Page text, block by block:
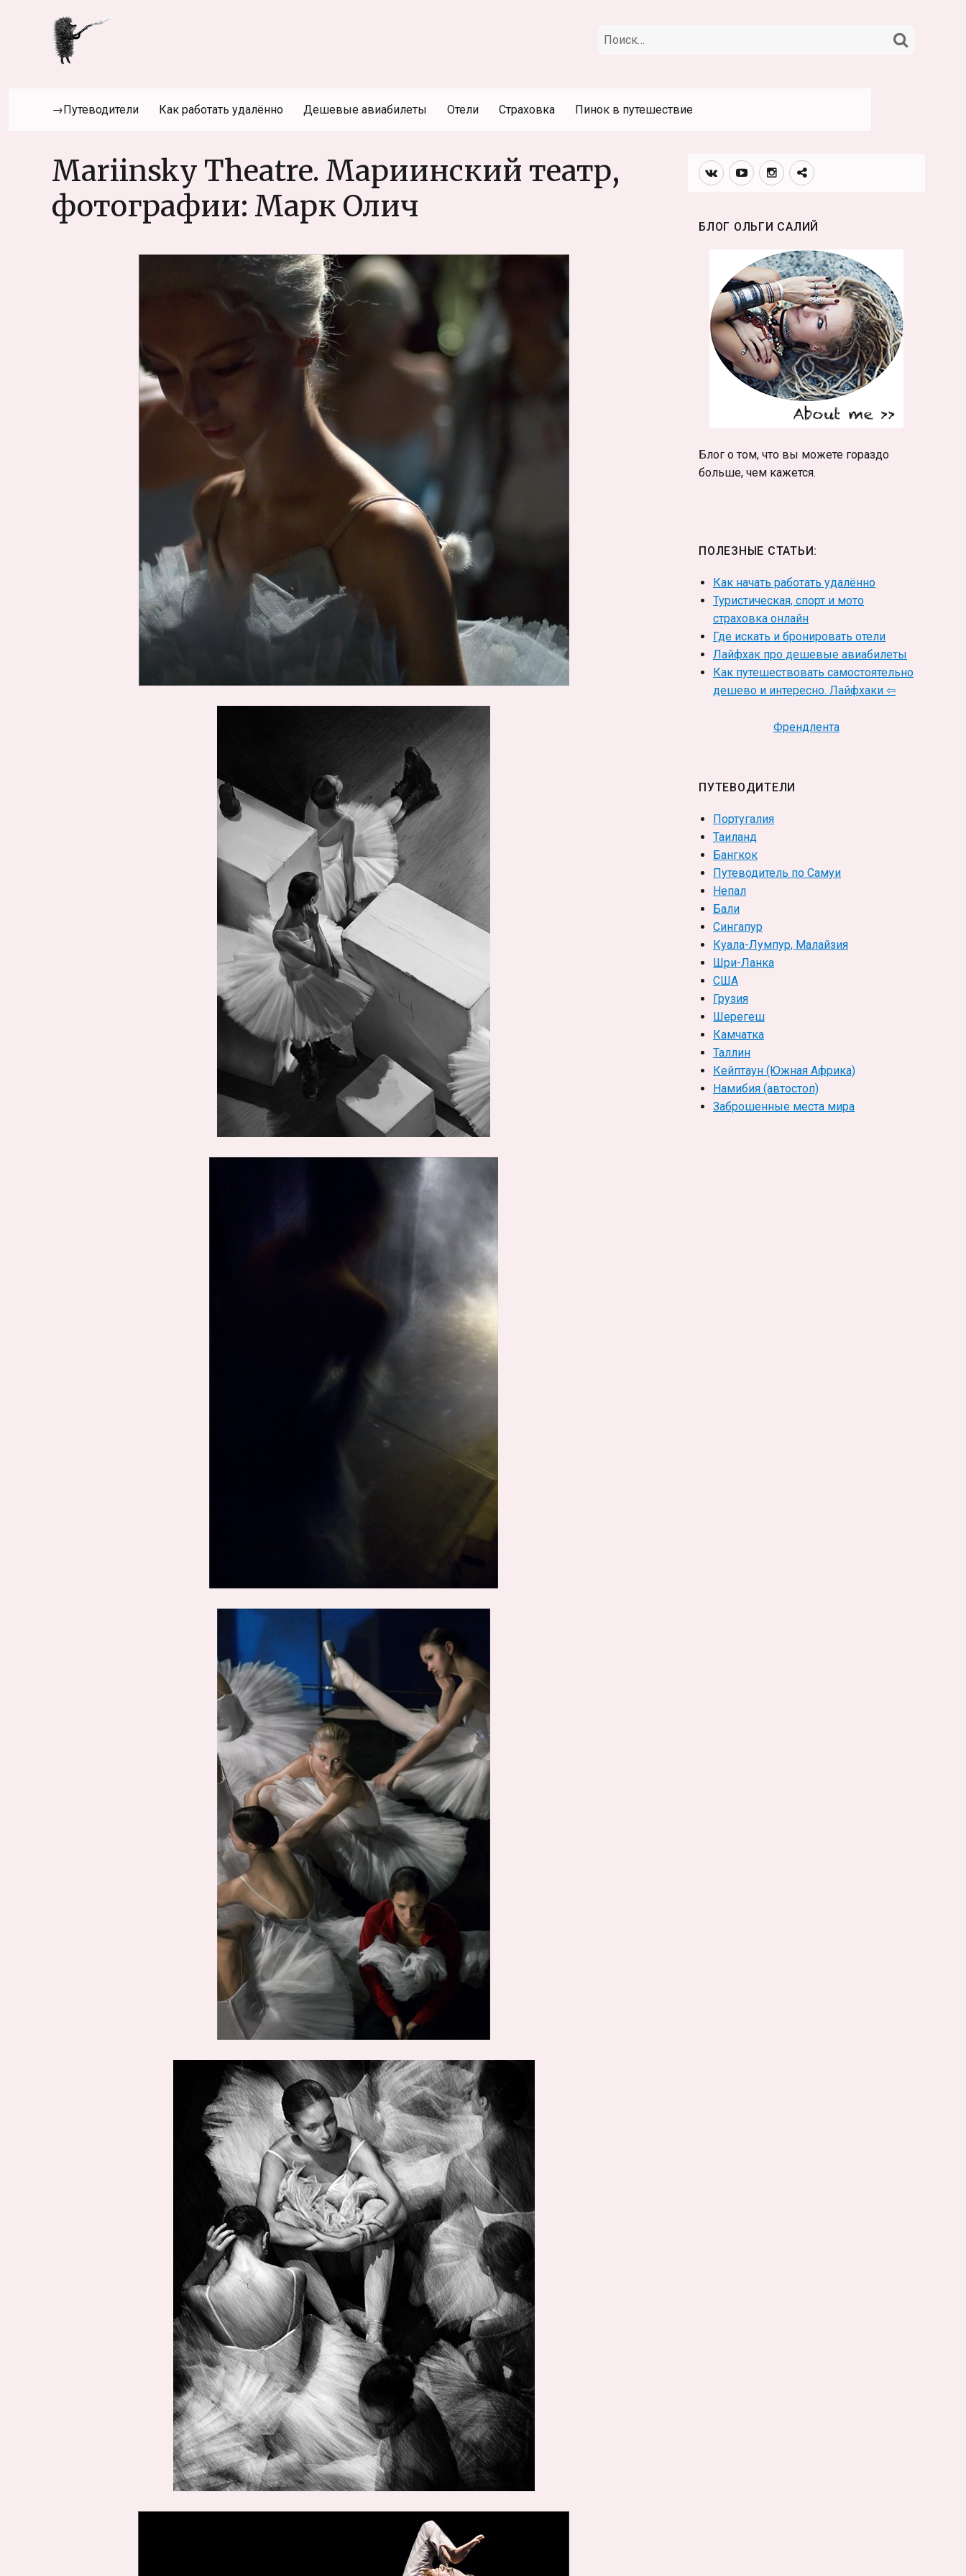
Искать:
→Путеводители Как работать удалённо Дешевые авиабилеты Отели Страховка Пинок в путешествие
Mariinsky Theatre. Мариинский театр,
фотографии: Марк Олич
Вконтакте
YoutubeИнстаграмм
Телеграм
БЛОГ ОЛЬГИ САЛИЙ
Блог о том, что вы можете гораздо
больше, чем кажется.
ПОЛЕЗНЫЕ СТАТЬИ:
Как начать работать удалённо
Туристическая, спорт и мото
страховка онлайн
Где искать и бронировать отели
Лайфхак про дешевые авиабилеты
Как путешествовать самостоятельно
дешево и интересно. Лайфхаки ⇦
Френдлента
ПУТЕВОДИТЕЛИ
Португалия
Таиланд
Бангкок
Путеводитель по Самуи
Непал
Бали
Сингапур
Куала-Лумпур, Малайзия
Шри-Ланка
США
Грузия
Шерегеш
Камчатка
Таллин
Кейптаун (Южная Африка)
Намибия (автостоп)
Заброшенные места мира